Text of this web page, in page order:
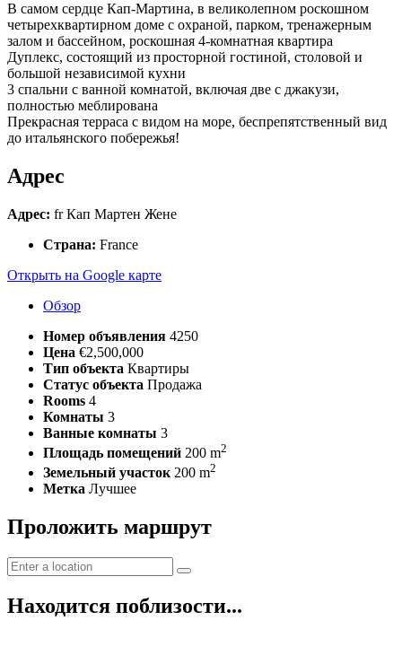
В самом сердце Кап-Мартина, в великолепном роскошном
четырехквартирном доме с охраной, парком, тренажерным
залом и бассейном, роскошная 4-комнатная квартира
Дуплекс, состоящий из просторной гостиной, столовой и
большой независимой кухни
3 спальни с ванной комнатой, включая две с джакузи,
полностью меблирована
Прекрасная терраса с видом на море, беспрепятственный вид
до итальянского побережья!
Адрес
Адрес: fr Кап Мартен Жене
Страна: France
Открыть на Google карте
Обзор
Номер объявления 4250
Цена €2,500,000
Тип объекта Квартиры
Статус объекта Продажа
Rooms 4
Комнаты 3
Ванные комнаты 3
Площадь помещений 200 m2
Земельный участок 200 m2
Метка Лучшее
Проложить маршрут
Находится поблизости...